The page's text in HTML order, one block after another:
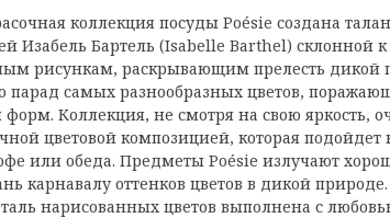
коллекция посуды Poésie создана
Изабель Бартель (Isabelle Barthel) склонной
рисункам, раскрывающим прелесть дикой
парад самых разнообразных цветов,
форм. Коллекция, не смотря на свою яркость,
цветовой композицией, которая подойдет
или обеда. Предметы Poésie излучают
карнавалу оттенков цветов в дикой природе.
нарисованных цветов выполнена с